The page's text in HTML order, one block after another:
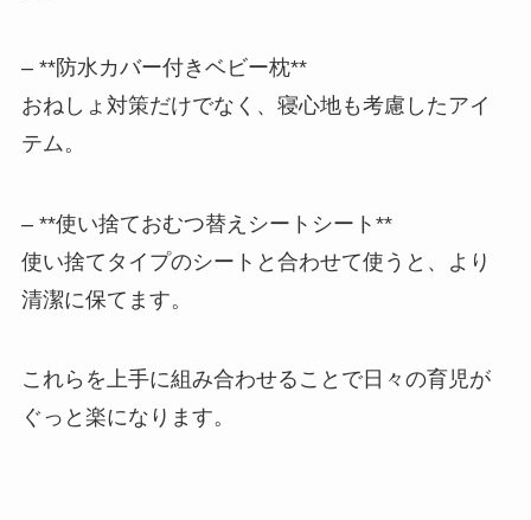
– **防水カバー付きベビー枕**
おねしょ対策だけでなく、寝心地も考慮したアイ
テム。
– **使い捨ておむつ替えシートシート**
使い捨てタイプのシートと合わせて使うと、より
清潔に保てます。
これらを上手に組み合わせることで日々の育児が
ぐっと楽になります。